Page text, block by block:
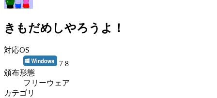
きもだめしやろうよ！
対応OS
7 8
頒布形態
フリーウェア
カテゴリ